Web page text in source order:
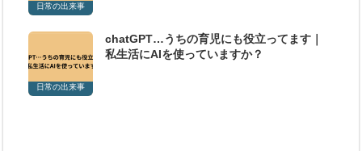
日常の出来事
日常の出来事
chatGPT…うちの育児にも役立ってます｜
私生活にAIを使っていますか？